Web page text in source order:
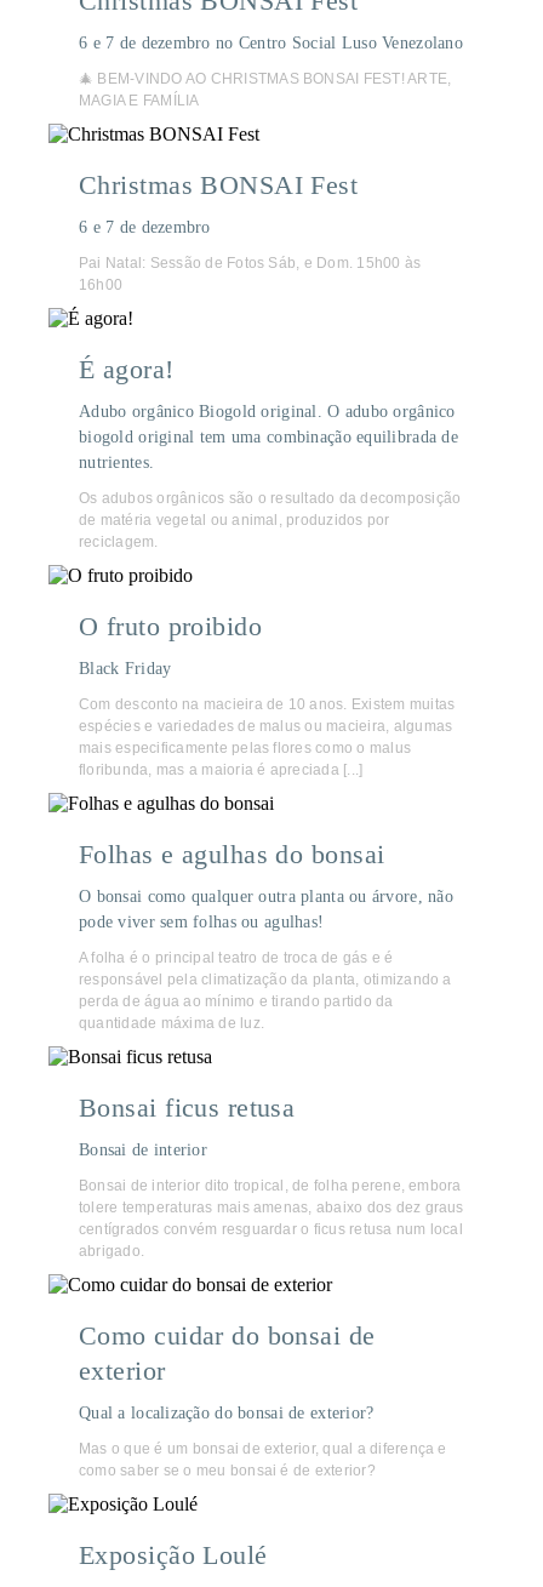
6 e 7 de dezembro no Centro Social Luso Venezolano
🎄 BEM-VINDO AO CHRISTMAS BONSAI FEST! ARTE,
MAGIA E FAMÍLIA
Christmas BONSAI Fest
6 e 7 de dezembro
Pai Natal: Sessão de Fotos Sáb, e Dom. 15h00 às
16h00
É agora!
Adubo orgânico Biogold original. O adubo orgânico
biogold original tem uma combinação equilibrada de
nutrientes.
Os adubos orgânicos são o resultado da decomposição
de matéria vegetal ou animal, produzidos por
reciclagem.
O fruto proibido
Black Friday
Com desconto na macieira de 10 anos. Existem muitas
espécies e variedades de malus ou macieira, algumas
mais especificamente pelas flores como o malus
floribunda, mas a maioria é apreciada [...]
Folhas e agulhas do bonsai
O bonsai como qualquer outra planta ou árvore, não
pode viver sem folhas ou agulhas!
A folha é o principal teatro de troca de gás e é
responsável pela climatização da planta, otimizando a
perda de água ao mínimo e tirando partido da
quantidade máxima de luz.
Bonsai ficus retusa
Bonsai de interior
Bonsai de interior dito tropical, de folha perene, embora
tolere temperaturas mais amenas, abaixo dos dez graus
centígrados convém resguardar o ficus retusa num local
abrigado.
Como cuidar do bonsai de
exterior
Qual a localização do bonsai de exterior?
Mas o que é um bonsai de exterior, qual a diferença e
como saber se o meu bonsai é de exterior?
Exposição Loulé